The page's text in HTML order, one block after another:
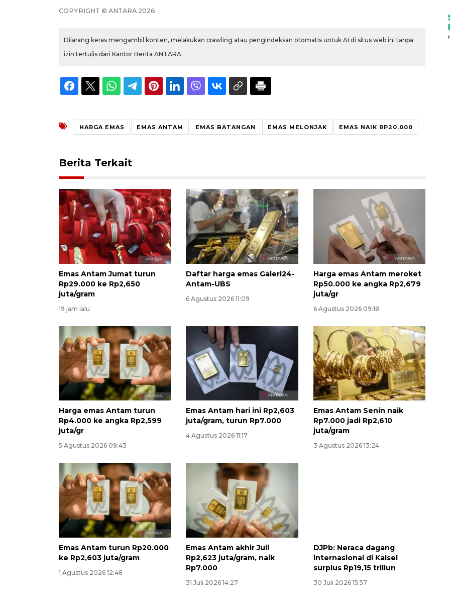
COPYRIGHT © ANTARA 2026
Dilarang keras mengambil konten, melakukan crawling atau pengindeksan otomatis untuk AI di situs web ini tanpa
izin tertulis dari Kantor Berita ANTARA.
HARGA EMAS EMAS ANTAM EMAS BATANGAN EMAS MELONJAK EMAS NAIK RP20.000
Berita Terkait
Emas Antam Jumat turun
Rp29.000 ke Rp2,650
juta/gram
19 jam lalu
Daftar harga emas Galeri24-
Antam-UBS
6 Agustus 2026 11:09
Harga emas Antam meroket
Rp50.000 ke angka Rp2,679
juta/gr
6 Agustus 2026 09:18
Harga emas Antam turun
Rp4.000 ke angka Rp2,599
juta/gr
5 Agustus 2026 09:43
Emas Antam hari ini Rp2,603
juta/gram, turun Rp7.000
4 Agustus 2026 11:17
Emas Antam Senin naik
Rp7.000 jadi Rp2,610
juta/gram
3 Agustus 2026 13:24
Emas Antam turun Rp20.000
ke Rp2,603 juta/gram
1 Agustus 2026 12:48
Emas Antam akhir Juli
Rp2,623 juta/gram, naik
Rp7.000
31 Juli 2026 14:27
DJPb: Neraca dagang
internasional di Kalsel
surplus Rp19,15 triliun
30 Juli 2026 15:57
Awas penipuan berbasis AI